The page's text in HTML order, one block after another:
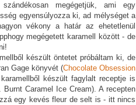
megégetjük, ami egy
egyensúlyozza ki, ad mélységet a
vékony a határ az ehetetlenül
megégetett karamell között - de
készült öntetet próbáltam ki, de
Gage könyvét (Chocolate Obsession
készült fagylalt receptje is
Caramel Ice Cream). A recepten
egy kevés fleur de selt is - itt nincs